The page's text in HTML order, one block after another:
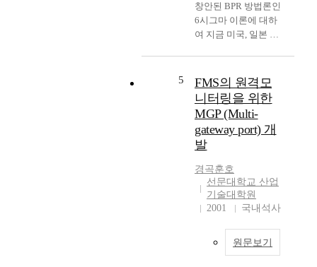
API 프로그래밍 -설계
형상의 도면화 5) 설계
검증을 위한 기구동작
조립품의 기구동작 시
뮬레이션용 API 프로
그래밍 -산업용 리프
트 조립품의 부하능력
시뮬레이션용 API 프
로그래밍 6) 설계지원
소프트웨어의 1.5톤
산업용 리프트 설계 적
용 -1.5톤 용량의 산업
용 리프트 부품 및 조
industrial lift is widely
developed CNC
function is
implemented on the
the feed-rate 1,3,5,10,
and 15 m/min on the
TCH-45 machining
center. Experimental
results show that a
development function
effective to improve
the contour error.
창안된 BPR 방법론인
6시그마 이론에 대하
여 지금 미국, 일본 등
동안 품질, 기술에 대
한 경쟁력이 미국을 비
롯하여 다른 나라의 추
종을 허용하지 않았던
일본 기업이 최근 심각
한 경제위기를 맞이함
한 관심은 날로 고조하
고 있다. 본 논문은 그
러한 경영혁신을 모색
를 대상으로 실제로 6
시그마 이론을 적용하
5
FMS의 원격모
니터링을 위한
MGP (Multi-
gateway port) 개
발
경곡훈호
선문대학교 산업
기술대학원
2001
국내석사
원문보기